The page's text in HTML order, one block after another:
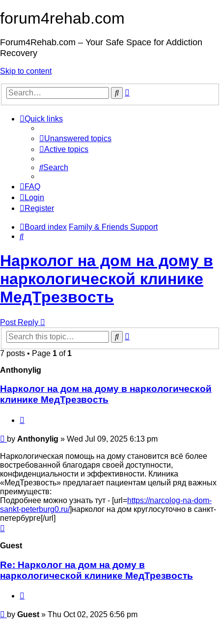
forum4rehab.com
Forum4Rehab.com – Your Safe Space for Addiction
Recovery
Skip to content
Search
Quick links
Unanswered topics
Active topics
Search
FAQ
Login
Register
Board index Family & Friends Support
Search
Нарколог на дом на дому в
наркологической клинике
МедТрезвость
Post Reply
Search
7 posts • Page 1 of 1
Anthonylig
Нарколог на дом на дому в наркологической
клинике МедТрезвость
Post
by Anthonylig » Wed Jul 09, 2025 6:13 pm
Наркологическая помощь на дому становится всё более
востребованной благодаря своей доступности,
конфиденциальности и эффективности. Клиника
«МедТрезвость» предлагает пациентам целый ряд важных
преимуществ:
Подробнее можно узнать тут - [url=https://narcolog-na-dom-
sankt-peterburg0.ru/]нарколог на дом круглосуточно в санкт-
петербурге[/url]
Guest
Re: Нарколог на дом на дому в
наркологической клинике МедТрезвость
Post
by Guest» Thu Oct 02, 2025 6:56 pm